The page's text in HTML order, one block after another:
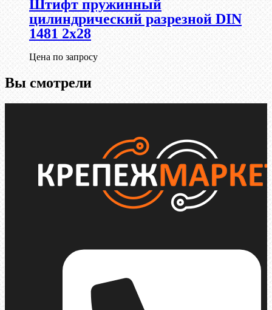
Штифт пружинный
цилиндрический разрезной DIN
1481 2х28
Цена по запросу
Вы смотрели